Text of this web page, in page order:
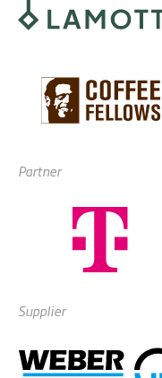
Partner
Supplier